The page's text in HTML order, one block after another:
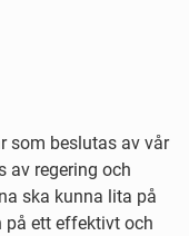
som beslutas av vår
av regering och
ska kunna lita på
på ett effektivt och